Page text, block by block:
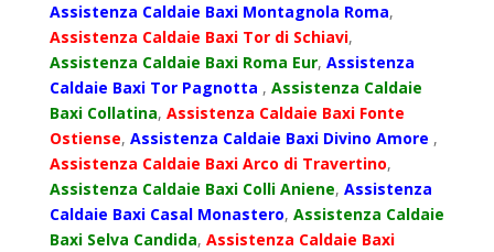
Assistenza Caldaie Baxi Montagnola Roma,
Assistenza Caldaie Baxi Tor di Schiavi,
Assistenza Caldaie Baxi Roma Eur, Assistenza
Caldaie Baxi Tor Pagnotta , Assistenza Caldaie
Baxi Collatina, Assistenza Caldaie Baxi Fonte
Ostiense, Assistenza Caldaie Baxi Divino Amore ,
Assistenza Caldaie Baxi Arco di Travertino,
Assistenza Caldaie Baxi Colli Aniene, Assistenza
Caldaie Baxi Casal Monastero, Assistenza Caldaie
Baxi Selva Candida, Assistenza Caldaie Baxi